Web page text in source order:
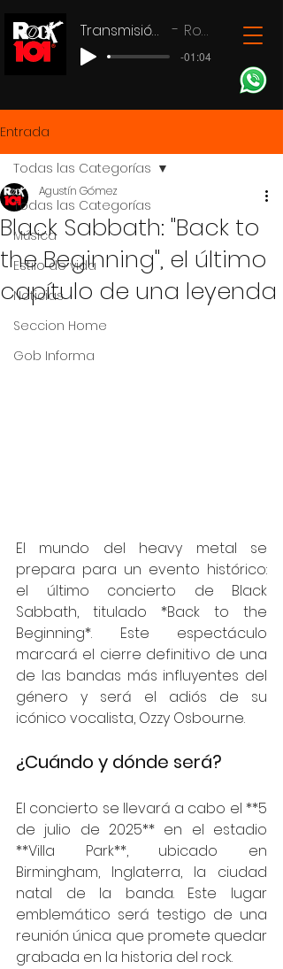
Transmisión en vivo Rock 101
-01:04
Entrada
Todas las Categorías
Música
Estilo de vida
Noticias
Seccion Home
Gob Informa
Todas las Categorías
Black Sabbath: "Back to
the Beginning", el último
capítulo de una leyenda
Agustín Gómez
El mundo del heavy metal se
prepara para un evento histórico:
el último concierto de Black
Sabbath, titulado *Back to the
Beginning*. Este espectáculo
marcará el cierre definitivo de una
de las bandas más influyentes del
género y será el adiós de su
icónico vocalista, Ozzy Osbourne.
¿Cuándo y dónde será?
El concierto se llevará a cabo el **5
de julio de 2025** en el estadio
**Villa Park**, ubicado en
Birmingham, Inglaterra, la ciudad
natal de la banda. Este lugar
emblemático será testigo de una
reunión única que promete quedar
grabada en la historia del rock.